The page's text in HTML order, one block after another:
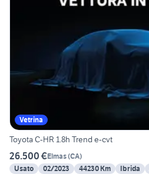
Vetrina
Toyota C-HR 1.8h Trend e-cvt
26.500 €Elmas(CA)
Usato
02/2023 44230 Km Ibrida